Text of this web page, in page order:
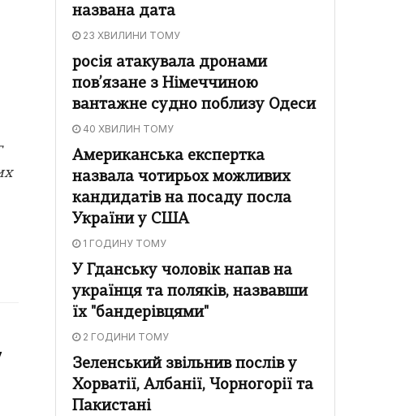
названа дата
23 ХВИЛИНИ ТОМУ
росія атакувала дронами
пов’язане з Німеччиною
вантажне судно поблизу Одеси
40 ХВИЛИН ТОМУ
Американська експертка
назвала чотирьох можливих
кандидатів на посаду посла
України у США
1 ГОДИНУ ТОМУ
У Гданську чоловік напав на
українця та поляків, назвавши
їх "бандерівцями"
2 ГОДИНИ ТОМУ
Зеленський звільнив послів у
Хорватії, Албанії, Чорногорії та
Пакистані